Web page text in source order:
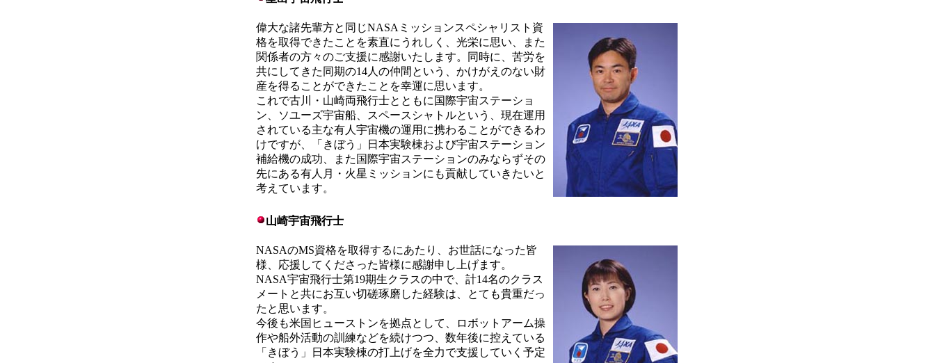
偉大な諸先輩方と同じNASAミッションスペシャリスト資
格を取得できたことを素直にうれしく、光栄に思い、また
関係者の方々のご支援に感謝いたします。同時に、苦労を
共にしてきた同期の14人の仲間という、かけがえのない財
産を得ることができたことを幸運に思います。
これで古川・山崎両飛行士とともに国際宇宙ステーショ
ン、ソユーズ宇宙船、スペースシャトルという、現在運用
されている主な有人宇宙機の運用に携わることができるわ
けですが、「きぼう」日本実験棟および宇宙ステーション
補給機の成功、また国際宇宙ステーションのみならずその
先にある有人月・火星ミッションにも貢献していきたいと
考えています。
山崎宇宙飛行士
NASAのMS資格を取得するにあたり、お世話になった皆
様、応援してくださった皆様に感謝申し上げます。
NASA宇宙飛行士第19期生クラスの中で、計14名のクラス
メートと共にお互い切磋琢磨した経験は、とても貴重だっ
たと思います。
今後も米国ヒューストンを拠点として、ロボットアーム操
作や船外活動の訓練などを続けつつ、数年後に控えている
「きぼう」日本実験棟の打上げを全力で支援していく予定